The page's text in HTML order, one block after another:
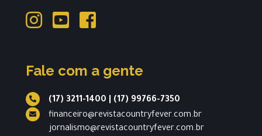
Fale com a gente
(17) 3211-1400
(17) 99766-7350
financeiro@revistacountryfever.com.br
jornalismo@revistacountryfever.com.br